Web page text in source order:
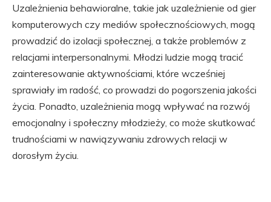
Uzależnienia behawioralne, takie jak uzależnienie od gier
komputerowych czy mediów społecznościowych, mogą
prowadzić do izolacji społecznej, a także problemów z
relacjami interpersonalnymi. Młodzi ludzie mogą tracić
zainteresowanie aktywnościami, które wcześniej
sprawiały im radość, co prowadzi do pogorszenia jakości
życia. Ponadto, uzależnienia mogą wpływać na rozwój
emocjonalny i społeczny młodzieży, co może skutkować
trudnościami w nawiązywaniu zdrowych relacji w
dorosłym życiu.